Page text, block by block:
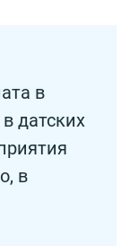
в
датских
в